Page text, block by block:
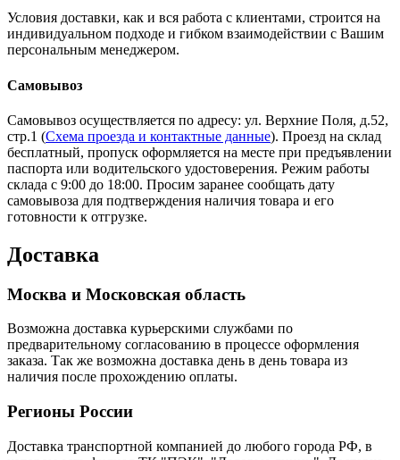
Условия доставки, как и вся работа с клиентами, строится на
индивидуальном подходе и гибком взаимодействии с Вашим
персональным менеджером.
Самовывоз
Самовывоз осуществляется по адресу: ул. Верхние Поля, д.52,
стр.1 (Схема проезда и контактные данные). Проезд на склад
бесплатный, пропуск оформляется на месте при предъявлении
паспорта или водительского удостоверения. Режим работы
склада с 9:00 до 18:00. Просим заранее сообщать дату
самовывоза для подтверждения наличия товара и его
готовности к отгрузке.
Доставка
Москва и Московская область
Возможна доставка курьерскими службами по
предварительному согласованию в процессе оформления
заказа. Так же возможна доставка день в день товара из
наличия после прохождению оплаты.
Регионы России
Доставка транспортной компанией до любого города РФ, в